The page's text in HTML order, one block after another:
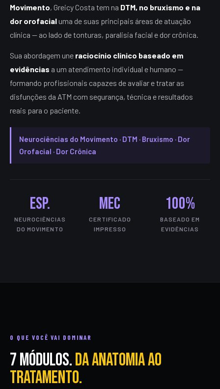
Movimento, Greicy Costa tem na DTM, no bruxismo e na
dor orofacialuma de suas principais áreas de atuação
clínica — ao lado de tonturas, paralisia facial e dor crônica.
Sua abordagem une raciocínio clínico baseado em
evidências a um atendimento individual e humano —
formando profissionais capazes de avaliar e tratar as
disfunções da ATM com segurança, técnica e resultados
reais para o paciente.
Neurociências do Movimento · DTM · Bruxismo · Dor
Orofacial · Dor Crônica
Esp.
NEUROCIÊNCIAS
DO MOVIMENTO
MEC
CERTIFICADO
IMPRESSO
100%
BASEADO EM
EVIDÊNCIAS
O QUE VOCÊ VAI DOMINAR
7 módulos.Da anatomia ao
tratamento.